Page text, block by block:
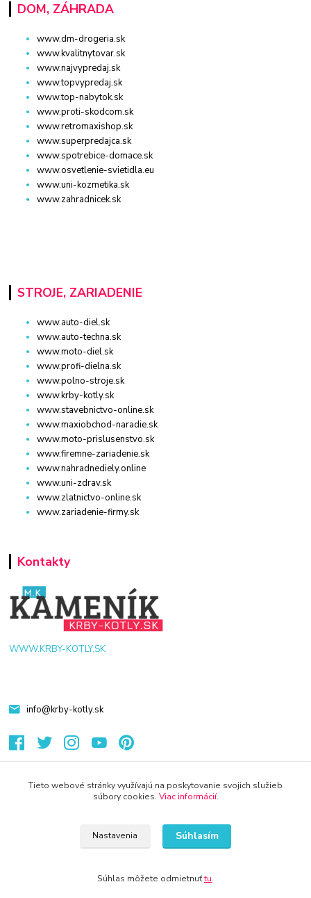
DOM, ZÁHRADA
www.dm-drogeria.sk
www.kvalitnytovar.sk
www.najvypredaj.sk
www.topvypredaj.sk
www.top-nabytok.sk
www.proti-skodcom.sk
www.retromaxishop.sk
www.superpredajca.sk
www.spotrebice-domace.sk
www.osvetlenie-svietidla.eu
www.uni-kozmetika.sk
www.zahradnicek.sk
STROJE, ZARIADENIE
www.auto-diel.sk
www.auto-techna.sk
www.moto-diel.sk
www.profi-dielna.sk
www.polno-stroje.sk
www.krby-kotly.sk
www.stavebnictvo-online.sk
www.maxiobchod-naradie.sk
www.moto-prislusenstvo.sk
www.firemne-zariadenie.sk
www.nahradnediely.online
www.uni-zdrav.sk
www.zlatnictvo-online.sk
www.zariadenie-firmy.sk
Kontakty
WWW.KRBY-KOTLY.SK
info@krby-kotly.sk
Eshop-rychlo.sk
Tieto webové stránky využívajú na poskytovanie svojich služieb
súbory cookies. Viac informácií.
Nastavenia Súhlasím
Súhlas môžete odmietnuťtu.